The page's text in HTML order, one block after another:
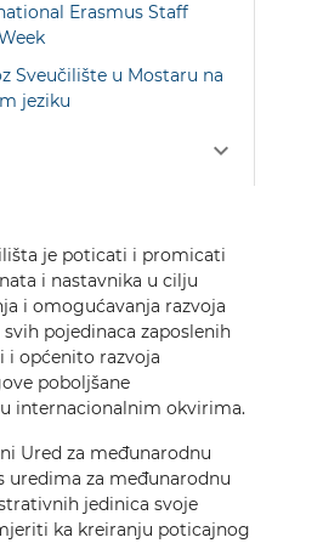
Erasmus Staff
Sveučilište u Mostaru na
jeziku
keyboard_arrow_down
je poticati i promicati
i nastavnika u cilju
i omogućavanja razvoja
pojedinaca zaposlenih
i općenito razvoja
poboljšane
internacionalnim okvirima.
Ured za međunarodnu
uredima za međunarodnu
jedinica svoje
ka kreiranju poticajnog